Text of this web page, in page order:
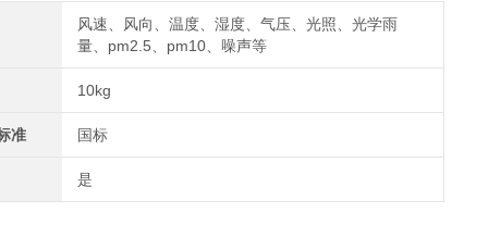
风速、风向、温度、湿度、气压、光照、光学雨
量、pm2.5、pm10、噪声等
10kg
准 国标
是